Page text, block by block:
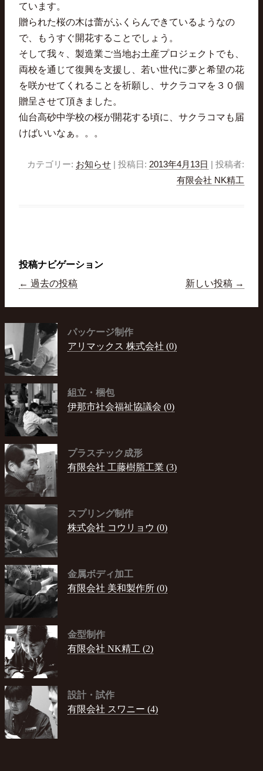
ています。
贈られた桜の木は蕾がふくらんできているようなの
で、もうすぐ開花することでしょう。
そして我々、製造業ご当地お土産プロジェクトでも、
両校を通じて復興を支援し、若い世代に夢と希望の花
を咲かせてくれることを祈願し、サクラコマを３０個
贈呈させて頂きました。
仙台高砂中学校の桜が開花する頃に、サクラコマも届
けばいいなぁ。。。
カテゴリー: お知らせ | 投稿日: 2013年4月13日
投稿者:
有限会社 NK精工
投稿ナビゲーション
← 過去の投稿 新しい投稿 →
パッケージ制作
アリマックス 株式会社 (0)
組立・梱包
伊那市社会福祉協議会 (0)
プラスチック成形
有限会社 工藤樹脂工業 (3)
スプリング制作
株式会社 コウリョウ (0)
金属ボディ加工
有限会社 美和製作所 (0)
金型制作
有限会社 NK精工 (2)
設計・試作
有限会社 スワニー (4)